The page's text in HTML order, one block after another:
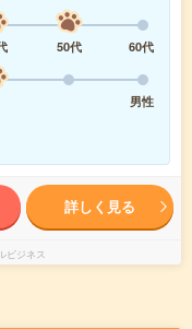
50代
60代
男性
詳しく見る
ビジネス